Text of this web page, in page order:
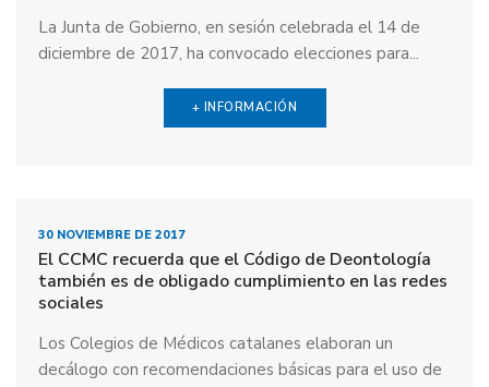
La Junta de Gobierno, en sesión celebrada el 14 de
diciembre de 2017, ha convocado elecciones para...
+ INFORMACIÓN
30 NOVIEMBRE DE 2017
El CCMC recuerda que el Código de Deontología
también es de obligado cumplimiento en las redes
sociales
Los Colegios de Médicos catalanes elaboran un
decálogo con recomendaciones básicas para el uso de